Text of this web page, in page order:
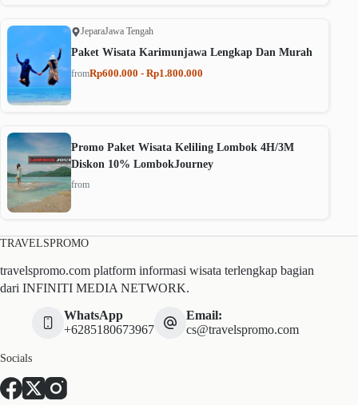
JeparaJawa Tengah
Paket Wisata Karimunjawa Lengkap Dan Murah
fromRp600.000 - Rp1.800.000
Promo Paket Wisata Keliling Lombok 4H/3M
Diskon 10% LombokJourney
from
TRAVELSPROMO
travelspromo.com platform informasi wisata terlengkap bagian
dari INFINITI MEDIA NETWORK.
WhatsApp
+6285180673967
Email:
cs@travelspromo.com
Socials